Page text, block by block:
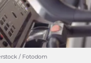
/ Fotodom